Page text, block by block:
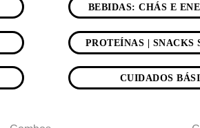
PROTEÍNAS | SNACKS
BEBIDAS: CHÁS E
CUIDADOS